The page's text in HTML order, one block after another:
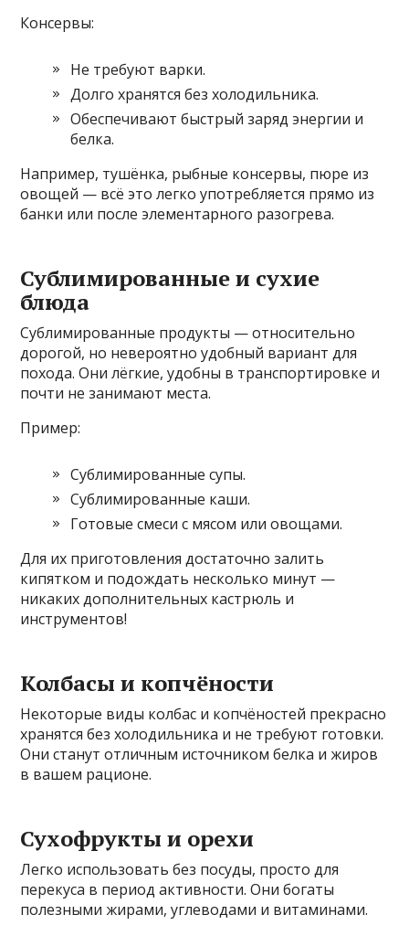
Консервы:
Не требуют варки.
Долго хранятся без холодильника.
Обеспечивают быстрый заряд энергии и
белка.
Например, тушёнка, рыбные консервы, пюре из
овощей — всё это легко употребляется прямо из
банки или после элементарного разогрева.
Сублимированные и сухие
блюда
Сублимированные продукты — относительно
дорогой, но невероятно удобный вариант для
похода. Они лёгкие, удобны в транспортировке и
почти не занимают места.
Пример:
Сублимированные супы.
Сублимированные каши.
Готовые смеси с мясом или овощами.
Для их приготовления достаточно залить
кипятком и подождать несколько минут —
никаких дополнительных кастрюль и
инструментов!
Колбасы и копчёности
Некоторые виды колбас и копчёностей прекрасно
хранятся без холодильника и не требуют готовки.
Они станут отличным источником белка и жиров
в вашем рационе.
Сухофрукты и орехи
Легко использовать без посуды, просто для
перекуса в период активности. Они богаты
полезными жирами, углеводами и витаминами.